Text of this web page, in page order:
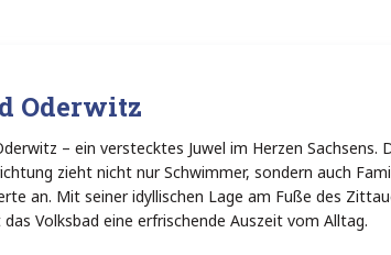
Oderwitz
– ein verstecktes Juwel im Herzen Sachsens.
zieht nicht nur Schwimmer, sondern auch
an. Mit seiner idyllischen Lage am Fuße des
Volksbad eine erfrischende Auszeit vom Alltag.